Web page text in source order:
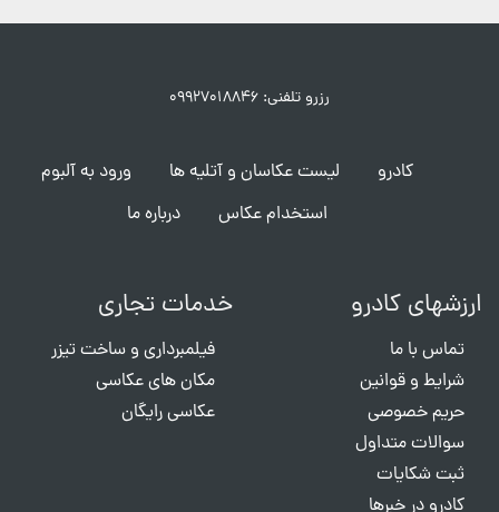
رزرو تلفنی: ۰۹۹۲۷۰۱۸۸۴۶
کادرو لیست عکاسان و آتلیه ها
ورود به آلبوم
استخدام عکاس
درباره ما
ارزشهای کادرو
تماس با ما
شرایط و قوانین
حریم خصوصی
سوالات متداول
ثبت شکایات
کادرو در خبرها
خدمات تجاری
فیلمبرداری و ساخت تیزر
مکان های عکاسی
عکاسی رایگان